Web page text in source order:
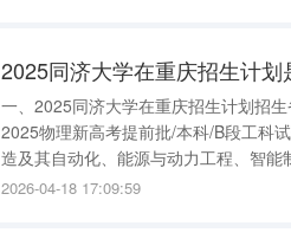
2025同济大学在重庆招生计划
一、2025同济大学在重庆招生计划招
2025物理新高考提前批/本科/B段工科
造及其自动化、能源与动力工程、智
理新高考提前批/本科/B段工科试验班
2026-04-18 17:09:59